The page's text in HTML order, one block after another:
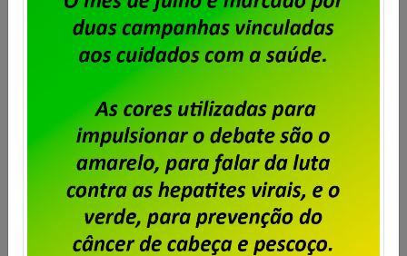
Unisys Brasil – Proposta da
empresa é aprovada e campanha
salarial é encerrada
Publicado por Imprensa em23/07/2026